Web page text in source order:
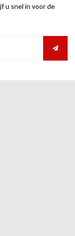
u snel in voor de